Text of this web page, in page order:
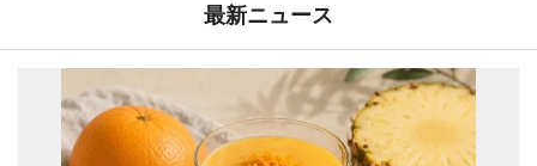
最新ニュース